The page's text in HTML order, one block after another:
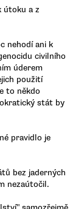
útoku a z
nehodí ani k
civilního
úderem
použití
to někdo
stát by
pravidlo je
bez jaderných
nezaútočil.